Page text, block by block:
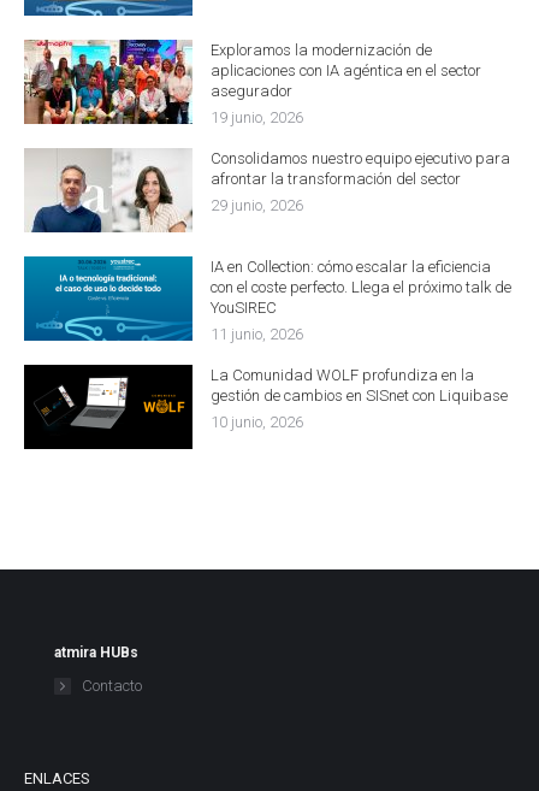
Exploramos la modernización de
aplicaciones con IA agéntica en el sector
asegurador
19 junio, 2026
Consolidamos nuestro equipo ejecutivo para
afrontar la transformación del sector
29 junio, 2026
IA en Collection: cómo escalar la eficiencia
con el coste perfecto. Llega el próximo talk de
YouSIREC
11 junio, 2026
La Comunidad WOLF profundiza en la
gestión de cambios en SISnet con Liquibase
10 junio, 2026
atmira HUBs
Contacto
ENLACES